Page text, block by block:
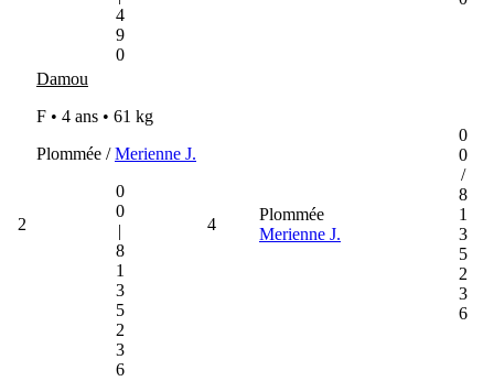
4
9
0
2
Damou
F • 4 ans • 61 kg
Plommée /Merienne J.
0
0
|
8
1
3
5
2
3
6
4
Plommée
Merienne J.
0
0
/
8
1
3
5
2
3
6